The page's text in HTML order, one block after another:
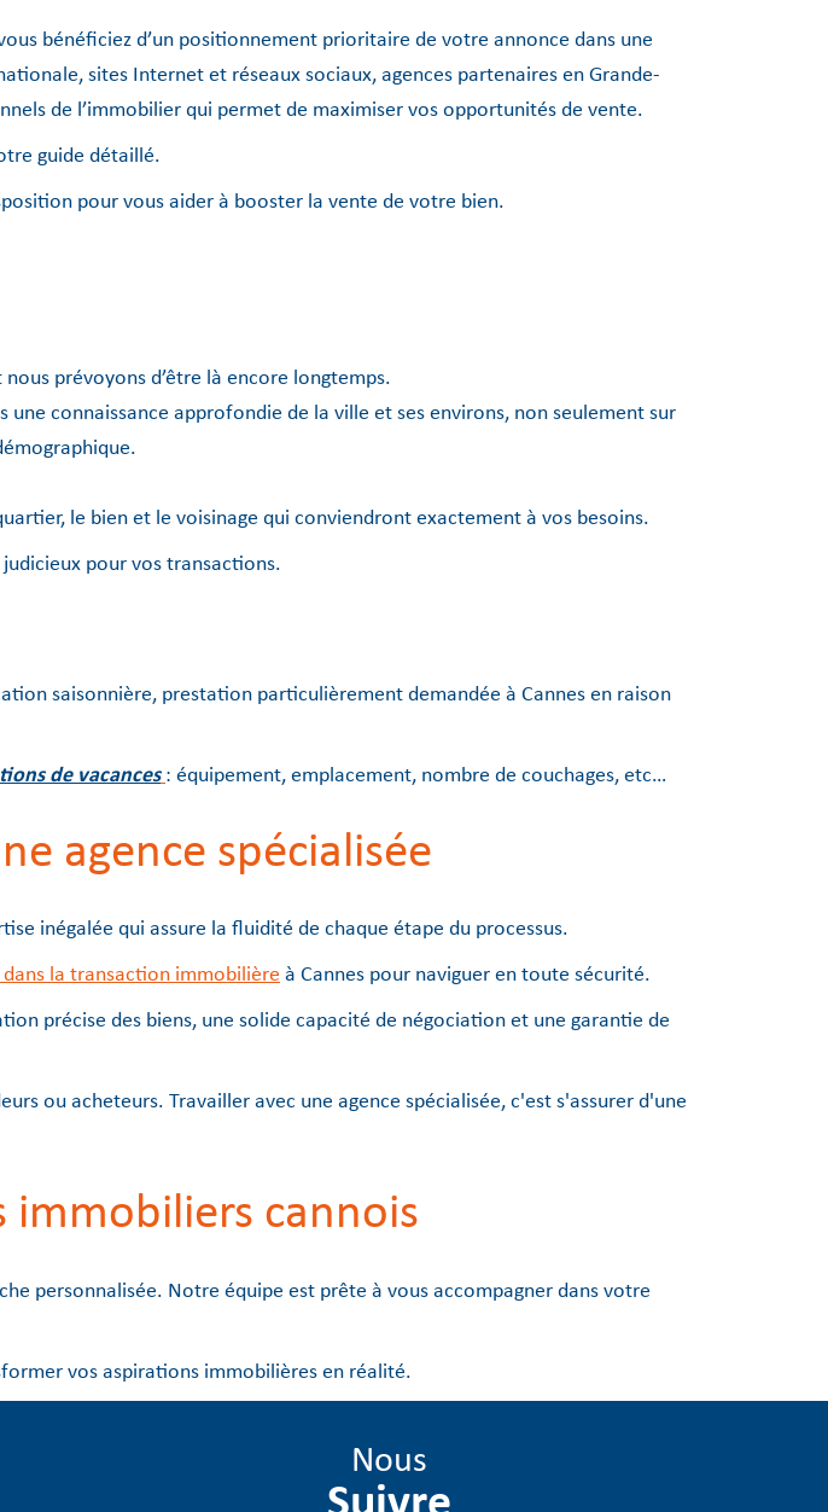
bénéficiez d’un positionnement prioritaire de votre annonce dans une
sites Internet et réseaux sociaux, agences partenaires en Grande-
de l’immobilier qui permet de maximiser vos opportunités de vente.
guide détaillé.
pour vous aider à booster la vente de votre bien.
nous prévoyons d’être là encore longtemps.
connaissance approfondie de la ville et ses environs, non seulement sur
le bien et le voisinage qui conviendront exactement à vos besoins.
pour vos transactions.
saisonnière, prestation particulièrement demandée à Cannes en raison
de vacances : équipement, emplacement, nombre de couchages, etc…
agence spécialisée
inégalée qui assure la fluidité de chaque étape du processus.
dans la transaction immobilière à Cannes pour naviguer en toute sécurité.
précise des biens, une solide capacité de négociation et une garantie de
ou acheteurs. Travailler avec une agence spécialisée, c'est s'assurer d'une
immobiliers cannois
personnalisée. Notre équipe est prête à vous accompagner dans votre
vos aspirations immobilières en réalité.
Nous